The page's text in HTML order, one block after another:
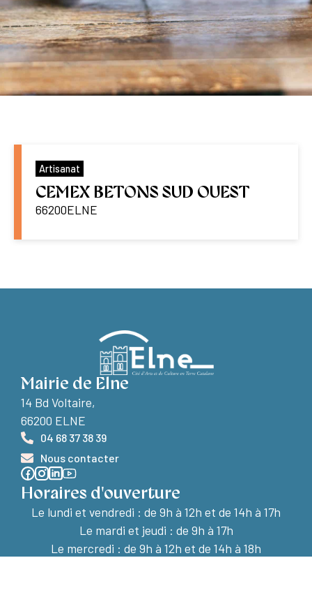
Artisanat
CEMEX BETONS SUD OUEST
66200ELNE
Mairie de Elne
14 Bd Voltaire,
66200 ELNE
04 68 37 38 39
Nous contacter
Horaires d'ouverture
Le lundi et vendredi : de 9h à 12h et de 14h à 17h
Le mardi et jeudi : de 9h à 17h
Le mercredi : de 9h à 12h et de 14h à 18h